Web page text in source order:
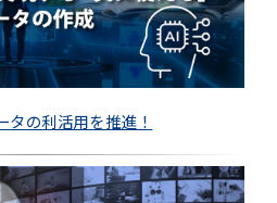
タの利活用を推進！